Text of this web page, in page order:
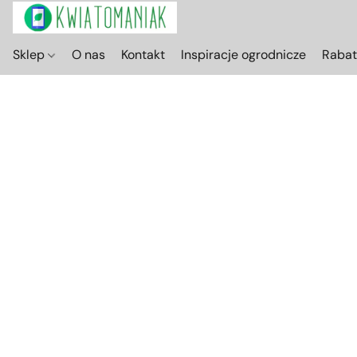
Sklep O nas Kontakt Inspiracje ogrodnicze